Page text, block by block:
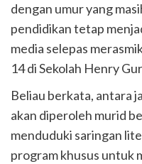
dengan umur yang
pendidikan tetap
media selepas
14 di Sekolah Henry
Beliau berkata, antara
akan diperoleh murid
menduduki saringan
program khusus untuk